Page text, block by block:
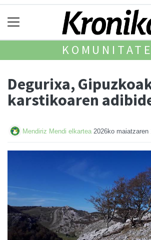
Degurixa,
karstikoaren
Mendiriz Mendi elkartea 2026ko maiatzaren